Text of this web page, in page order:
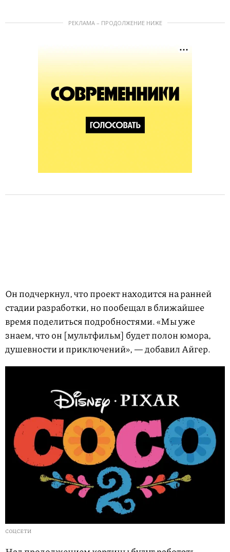
РЕКЛАМА – ПРОДОЛЖЕНИЕ НИЖЕ
Он подчеркнул, что проект находится на ранней
стадии разработки, но пообещал в ближайшее
время поделиться подробностями. «Мы уже
знаем, что он [мультфильм] будет полон юмора,
душевности и приключений», — добавил Айгер.
СОЦСЕТИ